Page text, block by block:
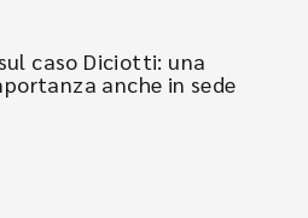
caso Diciotti: una
anche in sede